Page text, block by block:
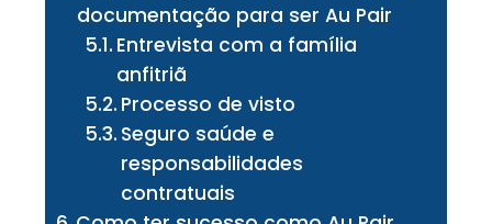
documentação para ser Au Pair
Entrevista com a família
anfitriã
Processo de visto
Seguro saúde e
responsabilidades
contratuais